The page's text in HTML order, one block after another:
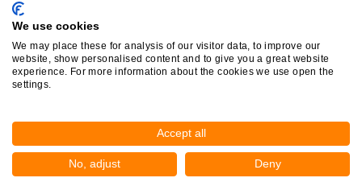
1786PS Den Helder
Op 19,92 km afstand
Samco Allround
We use cookies
We may place these for analysis of our visitor data, to improve our
website, show personalised content and to give you a great website
experience. For more information about the cookies we use open the
settings.
Accept all
No, adjust Deny